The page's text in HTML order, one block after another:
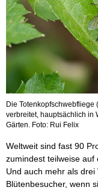
Die Totenkopfschwebfliege (
verbreitet, hauptsächlich in
Gärten. Foto: Rui Felix
Weltweit sind fast 90
zumindest teilweise auf
Und auch mehr als
Blütenbesucher, wenn